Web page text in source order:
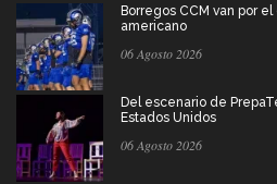
Borregos CCM van por
americano
06 Agosto 2026
Del escenario de
Estados Unidos
06 Agosto 2026